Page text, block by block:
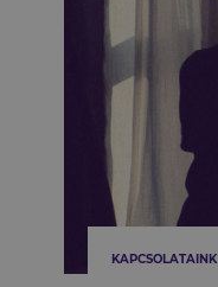
KAPCSOLATAINK